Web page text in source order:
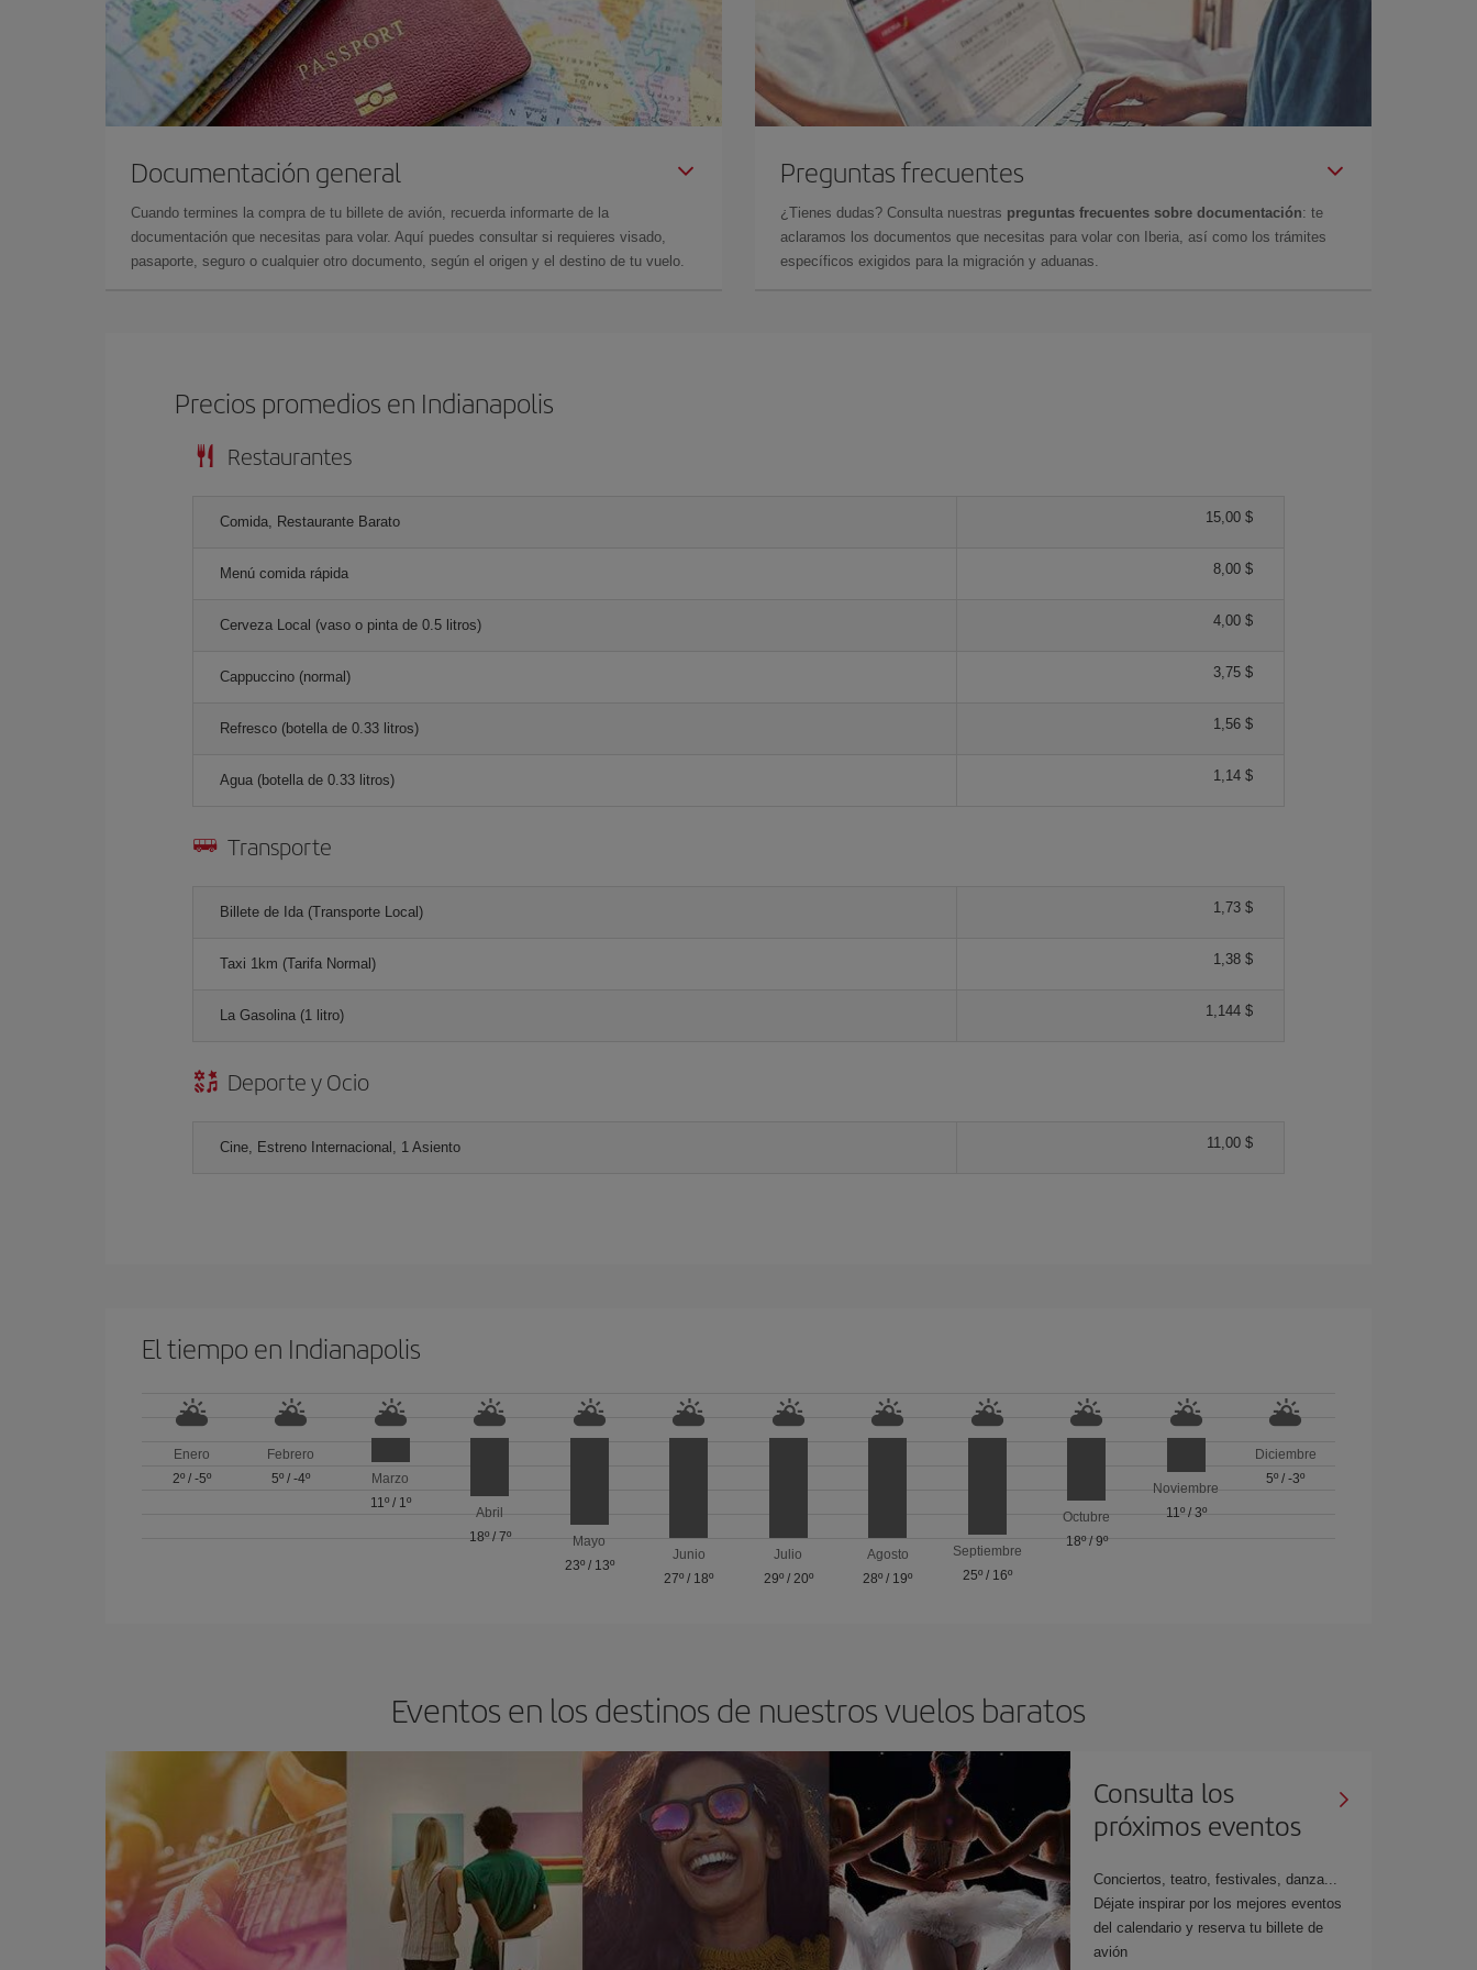
Documentación general
Cuando termines la compra de tu billete de avión, recuerda informarte de la
documentación que necesitas para volar. Aquí puedes consultar si requieres visado,
pasaporte, seguro o cualquier otro documento, según el origen y el destino de tu vuelo.
Preguntas frecuentes
¿Tienes dudas? Consulta nuestras preguntas frecuentes sobre documentación: te
aclaramos los documentos que necesitas para volar con Iberia, así como los trámites
específicos exigidos para la migración y aduanas.
Precios promedios en Indianapolis
Restaurantes
Comida, Restaurante Barato 15,00 $
Menú comida rápida 8,00 $
Cerveza Local (vaso o pinta de 0.5 litros) 4,00 $
Cappuccino (normal) 3,75 $
Refresco (botella de 0.33 litros) 1,56 $
Agua (botella de 0.33 litros) 1,14 $
Transporte
Billete de Ida (Transporte Local) 1,73 $
Taxi 1km (Tarifa Normal) 1,38 $
La Gasolina (1 litro) 1,144 $
Deporte y Ocio
Cine, Estreno Internacional, 1 Asiento 11,00 $
El tiempo en Indianapolis
Enero
2º/ -5º
Febrero
5º /-4º
Marzo
11º/ 1º
Abril
18º/ 7º
Mayo
23º/ 13º
Junio
27º / 18º
Julio
29º/ 20º
Agosto
28º / 19º
Septiembre
25º/ 16º
Octubre
18º/ 9º
Noviembre
11º/ 3º
Diciembre
5º /-3º
Eventos en los destinos de nuestros vuelos baratos
Consulta los
próximos eventos
Conciertos, teatro, festivales, danza...
Déjate inspirar por los mejores eventos
del calendario y reserva tu billete de
avión